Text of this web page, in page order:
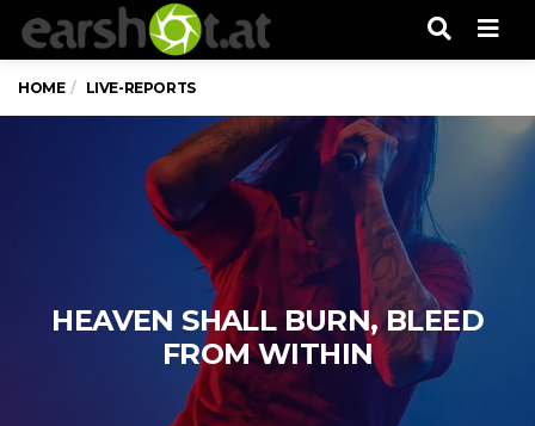
HOME LIVE-REPORTS
HEAVEN SHALL BURN, BLEED
FROM WITHIN